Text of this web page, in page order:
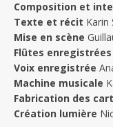
Composition et
Texte et récit Karin
Mise en scène
Flûtes enregistrées
Voix enregistrée
Machine musicale
Fabrication des
Création lumière